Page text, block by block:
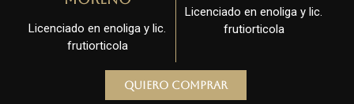
Licenciado en enoliga y lic.
frutiorticola
Licenciado en enoliga y lic.
frutiorticola
Quiero comprar